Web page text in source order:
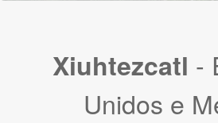
Xiuhtezcatl -
Unidos e